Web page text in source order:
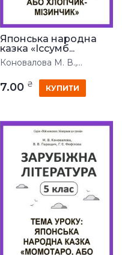
Японська народна
казка «Іссумб...
Коновалова М. В.,...
7.00 ₴ КУПИТИ